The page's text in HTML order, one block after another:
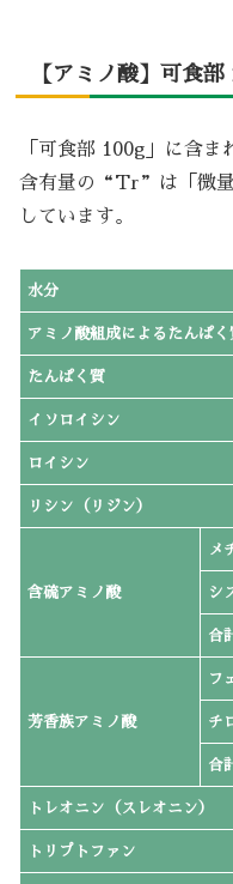
【アミノ酸】可食
「可食部 100g」に含ま
含有量の“Tr”は「微
しています。
水分
アミノ酸組成によるたんぱく
たんぱく質
イソロイシン
ロイシン
リシン（リジン）
含硫アミノ酸
メ
シ
合
芳香族アミノ酸
フ
チ
合
トレオニン（スレオニン）
トリプトファン